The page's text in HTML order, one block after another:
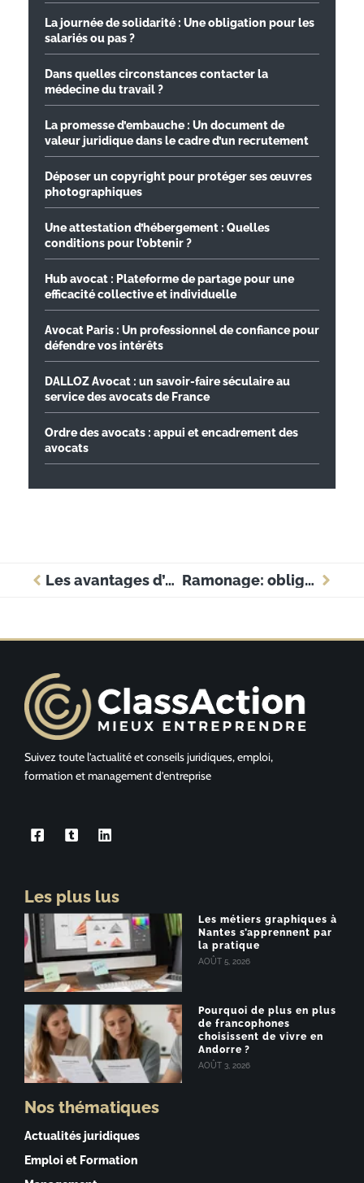
La journée de solidarité : Une obligation pour les
salariés ou pas ?
Dans quelles circonstances contacter la
médecine du travail ?
La promesse d’embauche : Un document de
valeur juridique dans le cadre d’un recrutement
Déposer un copyright pour protéger ses œuvres
photographiques
Une attestation d’hébergement : Quelles
conditions pour l’obtenir ?
Hub avocat : Plateforme de partage pour une
efficacité collective et individuelle
Avocat Paris : Un professionnel de confiance pour
défendre vos intérêts
DALLOZ Avocat : un savoir-faire séculaire au
service des avocats de France
Ordre des avocats : appui et encadrement des
avocats
Les avantages d’un tee-shirt publicitaire pour une entreprise Ramonage: obligation du locataire ou du propriétaire?
Suivez toute l’actualité et conseils juridiques, emploi,
formation et management d’entreprise
Les plus lus
Les métiers graphiques à
Nantes s’apprennent par
la pratique
AOÛT 5, 2026
Pourquoi de plus en plus
de francophones
choisissent de vivre en
Andorre ?
AOÛT 3, 2026
Nos thématiques
Actualités juridiques
Emploi et Formation